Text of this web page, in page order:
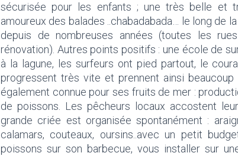
sécurisée pour les enfants ; une très belle et
amoureux des balades ..chabadabada… le long de
depuis de nombreuses années (toutes les
rénovation). Autres points positifs : une école de
à la lagune, les surfeurs ont pied partout, le
progressent très vite et prennent ainsi
également connue pour ses fruits de mer :
de poissons. Les pêcheurs locaux accostent
grande criée est organisée spontanément :
calamars, couteaux, oursins..avec un petit
poissons sur son barbecue, vous installer sur